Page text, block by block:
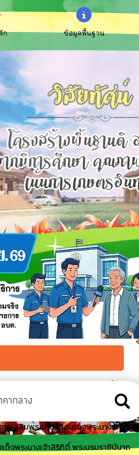
ก ข้อมูลพื้นฐาน
นนีพันปีหลวง พิธีปล่อยพันธุ์สัตว์น้ำ
ชสมภพฯ
ทศบาลเมือง เทศบาลตำบล และเงิน
เฉลิมพระเกียรติสมเด็จพระนางเจ้าสิริ
จพระนางเจ้าสิริกิติ์ พระบรมราชินีนาถ